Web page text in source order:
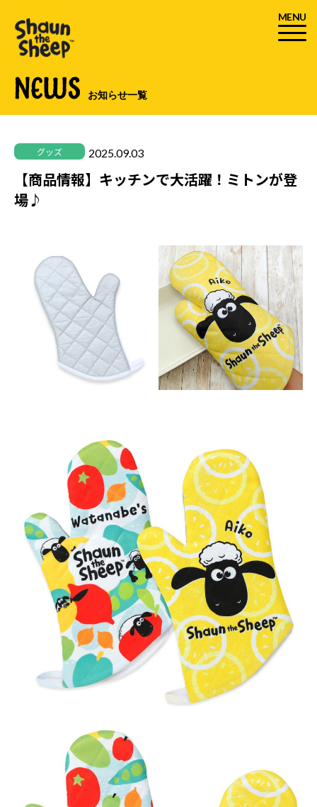
MENU
NEWS お知らせ一覧
グッズ 2025.09.03
【商品情報】キッチンで大活躍！ミトンが登
場♪